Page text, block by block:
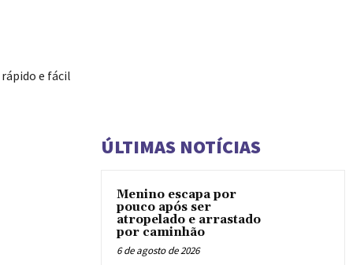
e fácil
ÚLTIMAS NOTÍCIAS
Menino escapa por
pouco após ser
atropelado e arrastado
por caminhão
6 de agosto de 2026